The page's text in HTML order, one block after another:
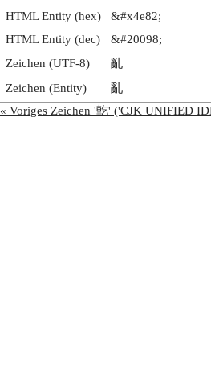
HTML Entity (hex)
&#x4e82;
HTML Entity (dec)
&#20098;
Zeichen (UTF-8)
亂
Zeichen (Entity)
亂
« Voriges Zeichen '亁' ('CJK UNIFIED